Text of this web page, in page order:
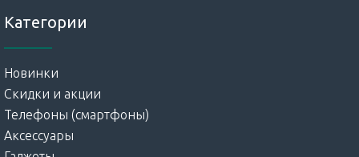
Категории
Новинки
Скидки и акции
Телефоны (смартфоны)
Аксессуары